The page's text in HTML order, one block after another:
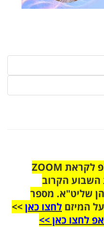
הצטרפו לקבוצת הוואטסאפ לקראת ZOOM
הקרוב
שליט"א. מספר
המיזם לחצו כאן>>
לחצו כאן >>